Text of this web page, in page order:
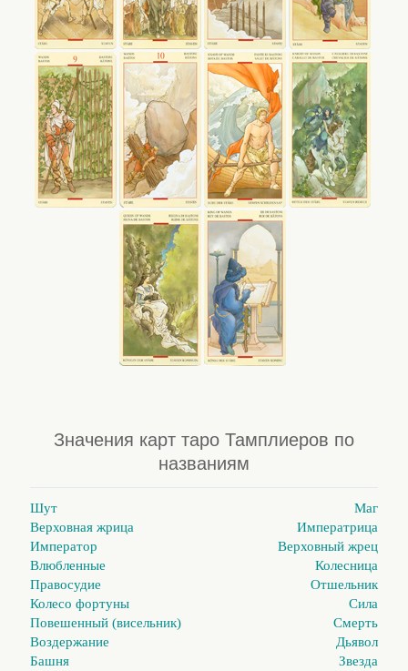
Значения карт таро Тамплиеров по
названиям
Шут
Маг
Верховная жрица
Императрица
Император
Верховный жрец
Влюбленные
Колесница
Правосудие
Отшельник
Колесо фортуны
Сила
Повешенный (висельник)
Смерть
Воздержание
Дьявол
Башня
Звезда